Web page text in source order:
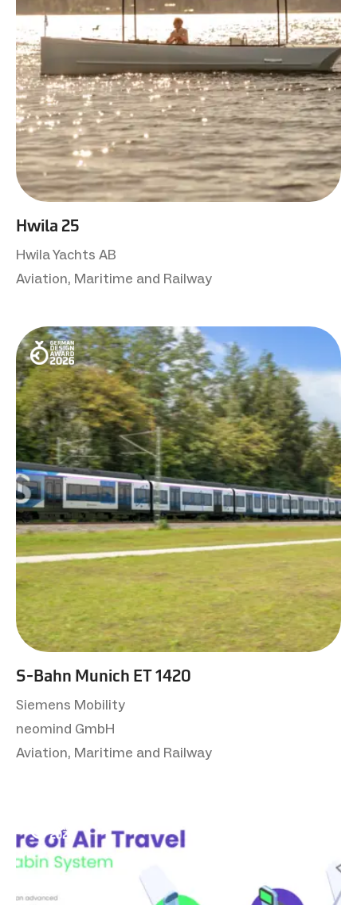
Hwila 25
Hwila Yachts AB
Aviation, Maritime and Railway
S-Bahn Munich ET 1420
Siemens Mobility
neomind GmbH
Aviation, Maritime and Railway